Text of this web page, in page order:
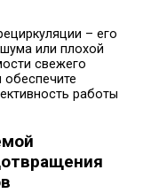
– его
или плохой
свежего
обеспечите
работы